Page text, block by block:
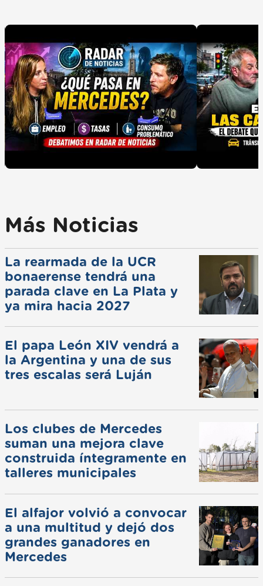
Más Noticias
La rearmada de la UCR
bonaerense tendrá una
parada clave en La Plata y
ya mira hacia 2027
El papa León XIV vendrá a
la Argentina y una de sus
tres escalas será Luján
Los clubes de Mercedes
suman una mejora clave
construida íntegramente en
talleres municipales
El alfajor volvió a convocar
a una multitud y dejó dos
grandes ganadores en
Mercedes